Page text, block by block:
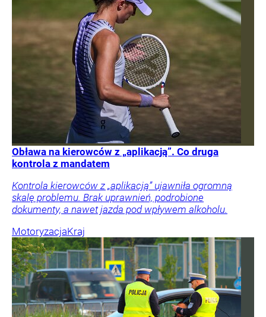
Obława na kierowców z „aplikacją”. Co druga
kontrola z mandatem
Kontrola kierowców z „aplikacją” ujawniła ogromną
skalę problemu. Brak uprawnień, podrobione
dokumenty, a nawet jazda pod wpływem alkoholu.
MotoryzacjaKraj